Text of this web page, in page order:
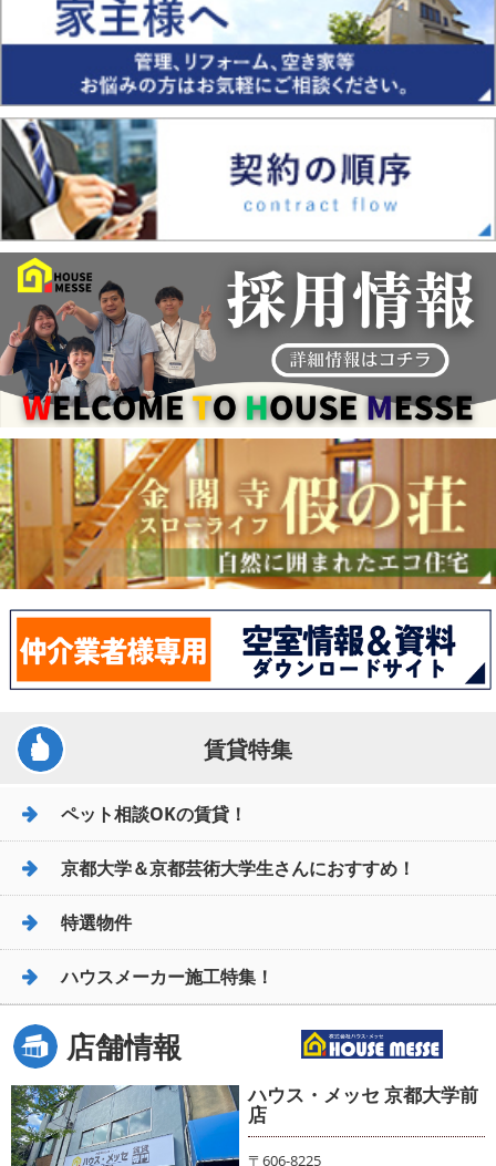
賃貸特集
ペット相談OKの賃貸！
京都大学＆京都芸術大学生さんにおすすめ！
特選物件
ハウスメーカー施工特集！
店舗情報
ハウス・メッセ 京都大学前
店
〒606-8225